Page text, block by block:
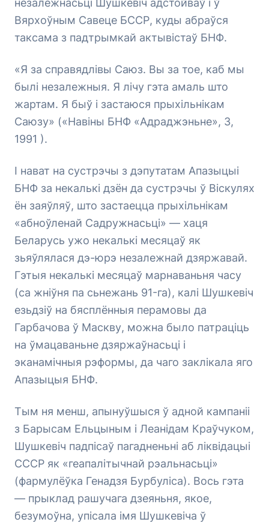
незалежнасьці Шушкевіч адстойваў і ў
Вярхоўным Савеце БССР, куды абраўся
таксама з падтрымкай актывістаў БНФ.
«Я за справядлівы Саюз. Вы за тое, каб мы
былі незалежныя. Я лічу гэта амаль што
жартам. Я быў і застаюся прыхільнікам
Саюзу» («Навіны БНФ «Адраджэньне», 3,
1991 ).
І нават на сустрэчы з дэпутатам Апазыцыі
БНФ за некалькі дзён да сустрэчы ў Віскулях
ён заяўляў, што застаецца прыхільнікам
«абноўленай Садружнасьці» — хаця
Беларусь ужо некалькі месяцаў як
зьяўлялася дэ-юрэ незалежнай дзяржавай.
Гэтыя некалькі месяцаў марнаваньня часу
(са жніўня па сьнежань 91-га), калі Шушкевіч
езьдзіў на бясплённыя перамовы да
Гарбачова ў Маскву, можна было патраціць
на ўмацаваньне дзяржаўнасьці і
эканамічныя рэформы, да чаго заклікала яго
Апазыцыя БНФ.
Тым ня менш, апынуўшыся ў адной кампаніі
з Барысам Ельцыным і Леанідам Краўчуком,
Шушкевіч падпісаў пагадненьні аб ліквідацыі
СССР як «геапалітычнай рэальнасьці»
(фармулёўка Генадзя Бурбуліса). Вось гэта
— прыклад рашучага дзеяньня, якое,
безумоўна, упісала імя Шушкевіча ў